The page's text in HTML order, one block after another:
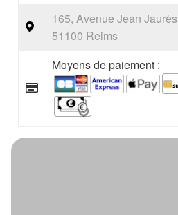
165, Avenue Jean Jaurès
51100 Reims
Moyens de paiement :